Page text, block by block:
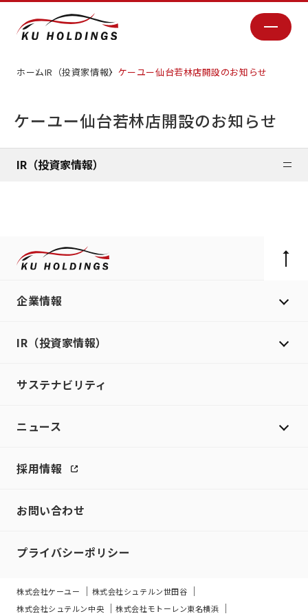
ホームIR（投資家情報） ケーユー仙台若林店開設のお知らせ
ケーユー仙台若林店開設のお知らせ
IR（投資家情報）
企業情報
IR（投資家情報）
サステナビリティ
ニュース
採用情報
お問い合わせ
プライバシーポリシー
株式会社ケーユー
株式会社シュテルン世田谷
株式会社シュテルン中央
株式会社モトーレン東名横浜